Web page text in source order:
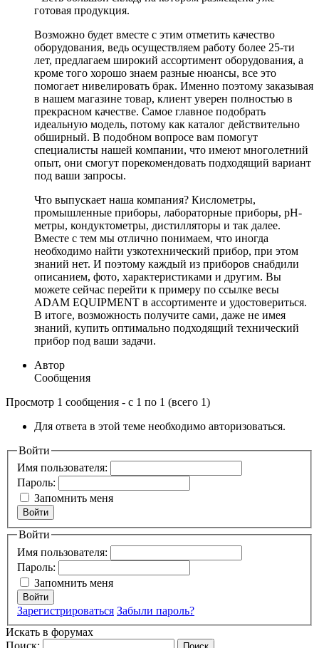
готовая продукция.
Возможно будет вместе с этим отметить качество
оборудования, ведь осуществляем работу более 25-ти
лет, предлагаем широкий ассортимент оборудования, а
кроме того хорошо знаем разные нюансы, все это
помогает нивелировать брак. Именно поэтому заказывая
в нашем магазине товар, клиент уверен полностью в
прекрасном качестве. Самое главное подобрать
идеальную модель, потому как каталог действительно
обширный. В подобном вопросе вам помогут
специалисты нашей компании, что имеют многолетний
опыт, они смогут порекомендовать подходящий вариант
под ваши запросы.
Что выпускает наша компания? Кислометры,
промышленные приборы, лабораторные приборы, рН-
метры, кондуктометры, дистилляторы и так далее.
Вместе с тем мы отлично понимаем, что иногда
необходимо найти узкотехнический прибор, при этом
знаний нет. И поэтому каждый из приборов снабдили
описанием, фото, характеристиками и другим. Вы
можете сейчас перейти к примеру по ссылке весы
ADAM EQUIPMENT в ассортименте и удостовериться.
В итоге, возможность получите сами, даже не имея
знаний, купить оптимально подходящий технический
прибор под ваши задачи.
Автор
Сообщения
Просмотр 1 сообщения - с 1 по 1 (всего 1)
Для ответа в этой теме необходимо авторизоваться.
Войти
Имя пользователя:
Пароль:
Запомнить меня
Войти
Войти
Имя пользователя:
Пароль:
Запомнить меня
Войти
Зарегистрироваться Забыли пароль?
Искать в форумах
Поиск: